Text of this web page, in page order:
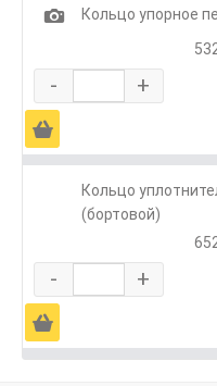
1
Кольцо упорное
- +
Ä
Кольцо
(бортовой)
- +
Ä